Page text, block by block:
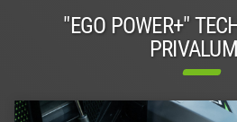
"EGO POWER+"